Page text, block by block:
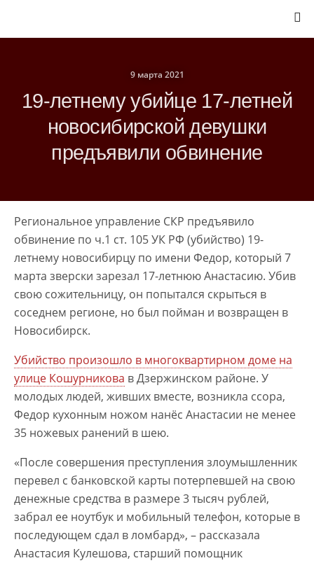
9 марта 2021
19-летнему убийце 17-летней
новосибирской девушки
предъявили обвинение
Региональное управление СКР предъявило
обвинение по ч.1 ст. 105 УК РФ (убийство) 19-
летнему новосибирцу по имени Федор, который 7
марта зверски зарезал 17-летнюю Анастасию. Убив
свою сожительницу, он попытался скрыться в
соседнем регионе, но был пойман и возвращен в
Новосибирск.
Убийство произошло в многоквартирном доме на
улице Кошурникова в Дзержинском районе. У
молодых людей, живших вместе, возникла ссора,
Федор кухонным ножом нанёс Анастасии не менее
35 ножевых ранений в шею.
«После совершения преступления злоумышленник
перевел с банковской карты потерпевшей на свою
денежные средства в размере 3 тысяч рублей,
забрал ее ноутбук и мобильный телефон, которые в
последующем сдал в ломбард», – рассказала
Анастасия Кулешова, старший помощник